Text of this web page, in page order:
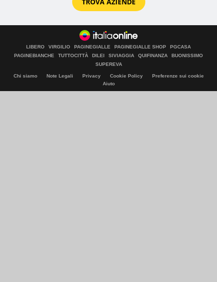
LIBERO VIRGILIO PAGINEGIALLE PAGINEGIALLE SHOP
PGCASA
PAGINEBIANCHE
TUTTOCITTÀ DILEI SIVIAGGIA QUIFINANZA
BUONISSIMO
SUPEREVA
Chi siamo Note Legali Privacy Cookie Policy
Preferenze sui cookie
Aiuto